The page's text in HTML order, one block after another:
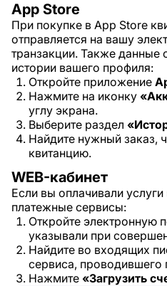
App Store
При покупке в App Store
отправляется на вашу
транзакции. Также данные
истории вашего профиля:
Откройте приложение
Нажмите на иконку
углу экрана.
Выберите раздел
Найдите нужный заказ,
квитанцию.
WEB-кабинет
Если вы оплачивали
платежные сервисы:
Откройте электронную
указывали при
Найдите во входящих
сервиса, проводившего
Нажмите «Загрузить